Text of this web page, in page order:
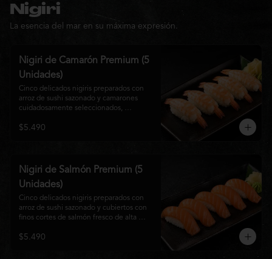
Nigiri
La esencia del mar en su máxima expresión.
Nigiri de Camarón Premium (5
Unidades)
Cinco delicados nigiris preparados con
arroz de sushi sazonado y camarones
cuidadosamente seleccionados,
Su textura suave, frescura y sabor natural
$5.490
Nigiri de Salmón Premium (5
Unidades)
Cinco delicados nigiris preparados con
arroz de sushi sazonado y cubiertos con
finos cortes de salmón fresco de alta
gastronomía japonesa que destaca por su
$5.490